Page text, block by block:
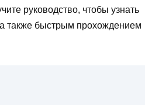
руководство, чтобы узнать
также быстрым прохождением